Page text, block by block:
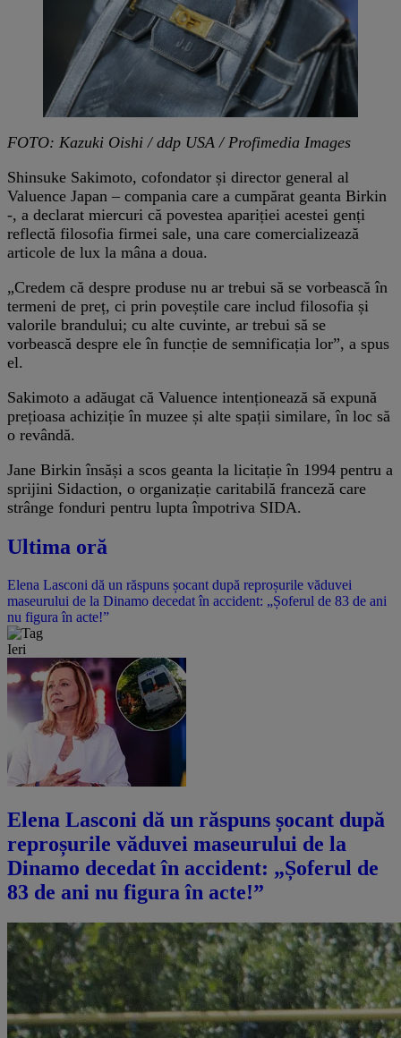
FOTO: Kazuki Oishi / ddp USA / Profimedia Images
Shinsuke Sakimoto, cofondator și director general al
Valuence Japan – compania care a cumpărat geanta Birkin
-, a declarat miercuri că povestea apariției acestei genți
reflectă filosofia firmei sale, una care comercializează
articole de lux la mâna a doua.
„Credem că despre produse nu ar trebui să se vorbească în
termeni de preț, ci prin poveștile care includ filosofia și
valorile brandului; cu alte cuvinte, ar trebui să se
vorbească despre ele în funcție de semnificația lor”, a spus
el.
Sakimoto a adăugat că Valuence intenționează să expună
prețioasa achiziție în muzee și alte spații similare, în loc să
o revândă.
Jane Birkin însăși a scos geanta la licitație în 1994 pentru a
sprijini Sidaction, o organizație caritabilă franceză care
strânge fonduri pentru lupta împotriva SIDA.
Ultima oră
Elena Lasconi dă un răspuns șocant după reproșurile văduvei
maseurului de la Dinamo decedat în accident: „Șoferul de 83 de ani
nu figura în acte!”
Ieri
Elena Lasconi dă un răspuns șocant după
reproșurile văduvei maseurului de la
Dinamo decedat în accident: „Șoferul de
83 de ani nu figura în acte!”